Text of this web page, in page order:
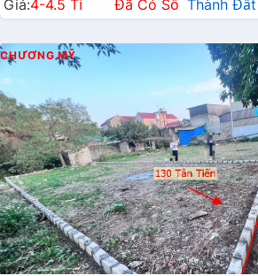
Giá:4-4.5 Tỉ Đã Có Sổ Thành
CHƯƠNG MỸ